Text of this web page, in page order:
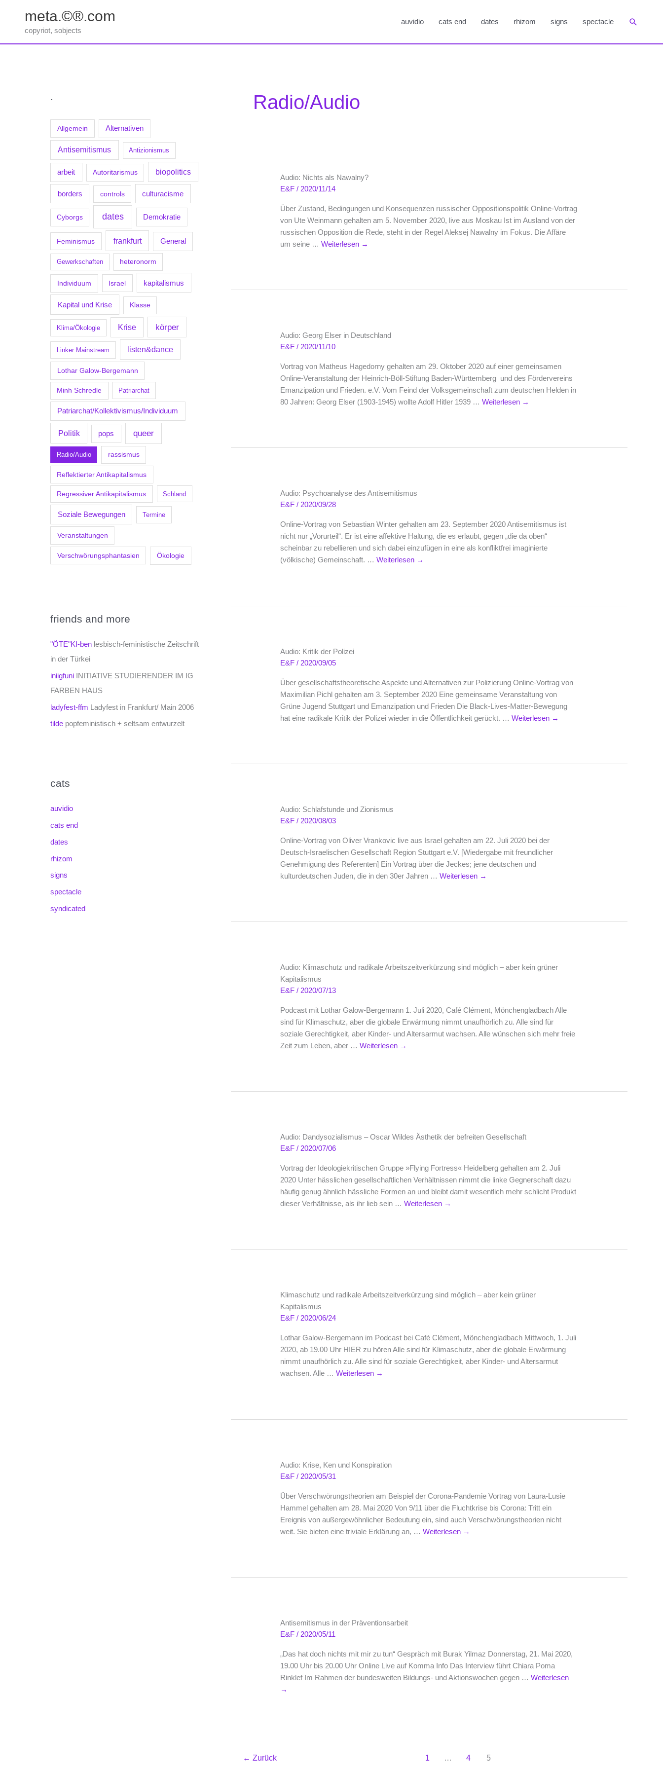
springen
meta.©®.com
copyriot, sobjects
auvidio cats end dates rhizom signs spectacle Suchen
.
Allgemein Alternativen
Antisemitismus Antizionismus
arbeit Autoritarismus biopolitics
borders controls culturacisme
Cyborgs dates Demokratie
Feminismus frankfurt General
Gewerkschaften heteronorm
Individuum Israel kapitalismus
Kapital und Krise Klasse
Klima/Ökologie Krise körper
Linker Mainstream listen&dance
Lothar Galow-Bergemann
Minh Schredle Patriarchat
Patriarchat/Kollektivismus/Individuum
Politik pops queer
Radio/Audio rassismus
Reflektierter Antikapitalismus
Regressiver Antikapitalismus Schland
Soziale Bewegungen Termine
Veranstaltungen
Verschwörungsphantasien Ökologie
friends and more
"ÖTE"KI-ben lesbisch-feministische Zeitschrift
in der Türkei
iniigfuni INITIATIVE STUDIERENDER IM IG
FARBEN HAUS
ladyfest-ffm Ladyfest in Frankfurt/ Main 2006
tilde popfeministisch + seltsam entwurzelt
cats
auvidio
cats end
dates
rhizom
signs
spectacle
syndicated
Radio/Audio
Audio: Nichts als Nawalny?
E&F/ 2020/11/14
Über Zustand, Bedingungen und Konsequenzen russischer Oppositionspolitik Online-Vortrag
von Ute Weinmann gehalten am 5. November 2020, live aus Moskau Ist im Ausland von der
russischen Opposition die Rede, steht in der Regel Aleksej Nawalny im Fokus. Die Affäre
um seine …Weiterlesen →
Audio: Georg Elser in Deutschland
E&F/ 2020/11/10
Vortrag von Matheus Hagedorny gehalten am 29. Oktober 2020 auf einer gemeinsamen
Online-Veranstaltung der Heinrich-Böll-Stiftung Baden-Württemberg und des Fördervereins
Emanzipation und Frieden. e.V. Vom Feind der Volksgemeinschaft zum deutschen Helden in
80 Jahren: Georg Elser (1903-1945) wollte Adolf Hitler 1939 …Weiterlesen →
Audio: Psychoanalyse des Antisemitismus
E&F/2020/09/28
Online-Vortrag von Sebastian Winter gehalten am 23. September 2020 Antisemitismus ist
nicht nur „Vorurteil“. Er ist eine affektive Haltung, die es erlaubt, gegen „die da oben“
scheinbar zu rebellieren und sich dabei einzufügen in eine als konfliktfrei imaginierte
(völkische) Gemeinschaft. …Weiterlesen →
Audio: Kritik der Polizei
E&F/ 2020/09/05
Über gesellschaftstheoretische Aspekte und Alternativen zur Polizierung Online-Vortrag von
Maximilian Pichl gehalten am 3. September 2020 Eine gemeinsame Veranstaltung von
Grüne Jugend Stuttgart und Emanzipation und Frieden Die Black-Lives-Matter-Bewegung
hat eine radikale Kritik der Polizei wieder in die Öffentlichkeit gerückt. …Weiterlesen →
Audio: Schlafstunde und Zionismus
E&F/ 2020/08/03
Online-Vortrag von Oliver Vrankovic live aus Israel gehalten am 22. Juli 2020 bei der
Deutsch-Israelischen Gesellschaft Region Stuttgart e.V. [Wiedergabe mit freundlicher
Genehmigung des Referenten] Ein Vortrag über die Jeckes; jene deutschen und
kulturdeutschen Juden, die in den 30er Jahren …Weiterlesen →
Audio: Klimaschutz und radikale Arbeitszeitverkürzung sind möglich – aber kein grüner
Kapitalismus
E&F/ 2020/07/13
Podcast mit Lothar Galow-Bergemann 1. Juli 2020, Café Clément, Mönchengladbach Alle
sind für Klimaschutz, aber die globale Erwärmung nimmt unaufhörlich zu. Alle sind für
soziale Gerechtigkeit, aber Kinder- und Altersarmut wachsen. Alle wünschen sich mehr freie
Zeit zum Leben, aber …Weiterlesen →
Audio: Dandysozialismus – Oscar Wildes Ästhetik der befreiten Gesellschaft
E&F/ 2020/07/06
Vortrag der Ideologiekritischen Gruppe »Flying Fortress« Heidelberg gehalten am 2. Juli
2020 Unter hässlichen gesellschaftlichen Verhältnissen nimmt die linke Gegnerschaft dazu
häufig genug ähnlich hässliche Formen an und bleibt damit wesentlich mehr schlicht Produkt
dieser Verhältnisse, als ihr lieb sein …Weiterlesen →
Klimaschutz und radikale Arbeitszeitverkürzung sind möglich – aber kein grüner
Kapitalismus
E&F/2020/06/24
Lothar Galow-Bergemann im Podcast bei Café Clément, Mönchengladbach Mittwoch, 1. Juli
2020, ab 19.00 Uhr HIER zu hören Alle sind für Klimaschutz, aber die globale Erwärmung
nimmt unaufhörlich zu. Alle sind für soziale Gerechtigkeit, aber Kinder- und Altersarmut
wachsen. Alle …Weiterlesen →
Audio: Krise, Ken und Konspiration
E&F/ 2020/05/31
Über Verschwörungstheorien am Beispiel der Corona-Pandemie Vortrag von Laura-Lusie
Hammel gehalten am 28. Mai 2020 Von 9/11 über die Fluchtkrise bis Corona: Tritt ein
Ereignis von außergewöhnlicher Bedeutung ein, sind auch Verschwörungstheorien nicht
weit. Sie bieten eine triviale Erklärung an, …Weiterlesen →
Antisemitismus in der Präventionsarbeit
E&F/ 2020/05/11
„Das hat doch nichts mit mir zu tun“ Gespräch mit Burak Yilmaz Donnerstag, 21. Mai 2020,
19.00 Uhr bis 20.00 Uhr Online Live auf Komma Info Das Interview führt Chiara Poma
Rinklef Im Rahmen der bundesweiten Bildungs- und Aktionswochen gegen …Weiterlesen
→
← Zurück 1 … 4 5